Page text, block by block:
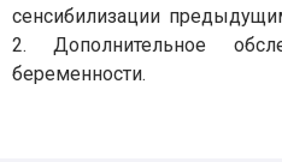
сенсибилизации
2. Дополнительное
беременности.